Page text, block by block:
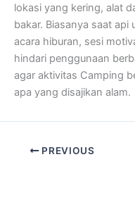
lokasi yang kering, alat
bakar. Biasanya saat
acara hiburan, sesi
hindari penggunaan
agar aktivitas Camping
apa yang disajikan alam.
PREVIOUS